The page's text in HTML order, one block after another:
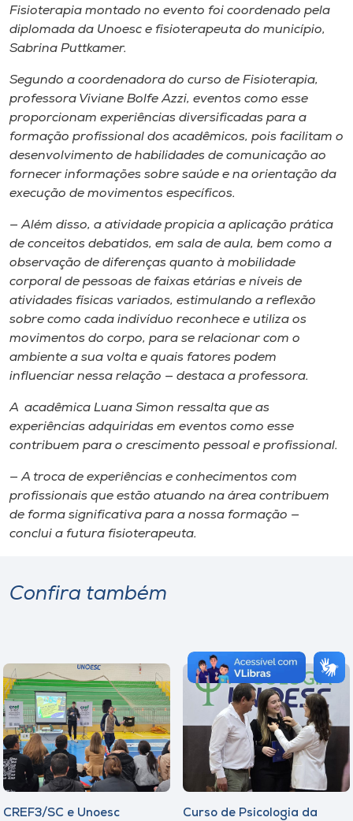
A-
Fisioterapia montado no evento foi coordenado pela
diplomada da Unoesc e fisioterapeuta do município,
Sabrina Puttkamer.
Segundo a coordenadora do curso de Fisioterapia,
professora Viviane Bolfe Azzi, eventos como esse
proporcionam experiências diversificadas para a
formação profissional dos acadêmicos, pois facilitam o
desenvolvimento de habilidades de comunicação ao
fornecer informações sobre saúde e na orientação da
execução de movimentos específicos.
— Além disso, a atividade propicia a aplicação prática
de conceitos debatidos, em sala de aula, bem como a
observação de diferenças quanto à mobilidade
corporal de pessoas de faixas etárias e níveis de
atividades físicas variados, estimulando a reflexão
sobre como cada indivíduo reconhece e utiliza os
movimentos do corpo, para se relacionar com o
ambiente a sua volta e quais fatores podem
influenciar nessa relação — destaca a professora.
A acadêmica Luana Simon ressalta que as
experiências adquiridas em eventos como esse
contribuem para o crescimento pessoal e profissional.
— A troca de experiências e conhecimentos com
profissionais que estão atuando na área contribuem
de forma significativa para a nossa formação —
conclui a futura fisioterapeuta.
Confira também
CREF3/SC e Unoesc Curso de Psicologia da